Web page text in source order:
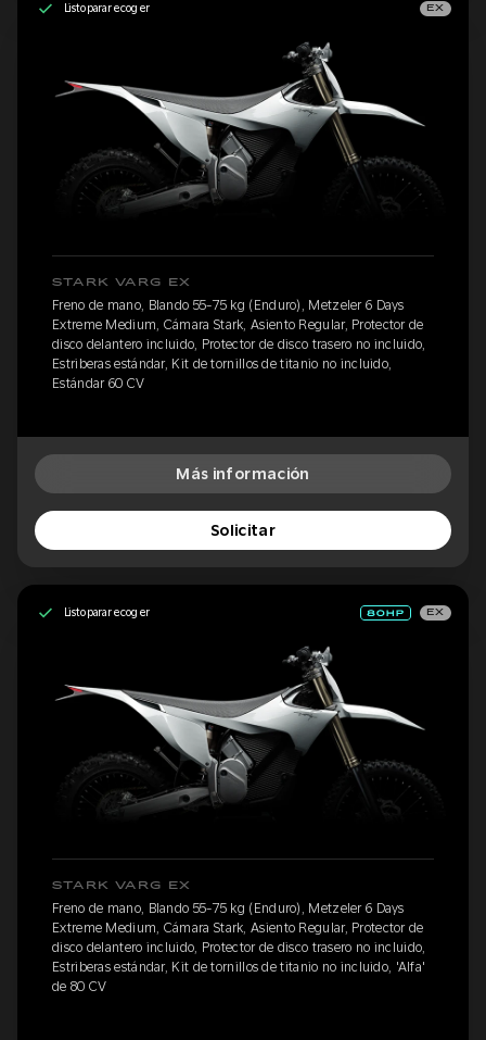
Listo para recoger EX
STARK VARG EX
Freno de mano, Blando 55-75 kg (Enduro), Metzeler 6 Days
Extreme Medium, Cámara Stark, Asiento Regular, Protector de
disco delantero incluido, Protector de disco trasero no incluido,
Estriberas estándar, Kit de tornillos de titanio no incluido,
Estándar 60 CV
Más información
Solicitar
Listo para recoger EX
STARK VARG EX
Freno de mano, Blando 55-75 kg (Enduro), Metzeler 6 Days
Extreme Medium, Cámara Stark, Asiento Regular, Protector de
disco delantero incluido, Protector de disco trasero no incluido,
Estriberas estándar, Kit de tornillos de titanio no incluido, 'Alfa'
de 80 CV